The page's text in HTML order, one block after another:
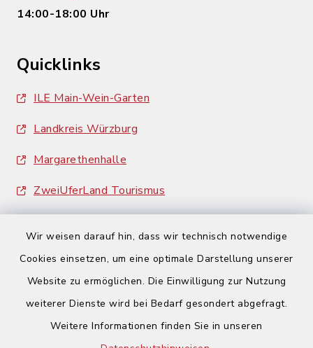
Wir weisen darauf hin, dass wir technisch notwendige
Cookies einsetzen, um eine optimale Darstellung unserer
Website zu ermöglichen. Die Einwilligung zur Nutzung
weiterer Dienste wird bei Bedarf gesondert abgefragt.
Weitere Informationen finden Sie in unseren
14:00-18:00 Uhr
Quicklinks
ILE Main-Wein-Garten
Landkreis Würzburg
Margarethenhalle
ZweiUferLand Tourismus
Barrierefreiheit